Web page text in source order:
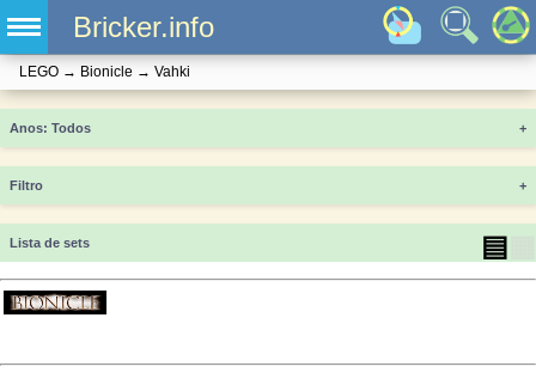
Bricker.info
LEGO → Bionicle → Vahki
Anos +
Filtro +
Lista de sets ▤